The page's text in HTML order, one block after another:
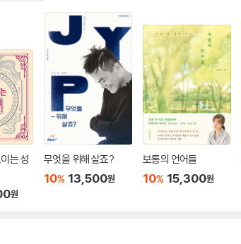
는 성
원
무엇을 위해 살죠?
10% 13,500원
보통의 언어들
10% 15,300원